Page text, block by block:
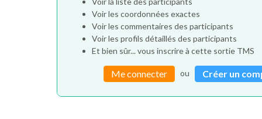
Voir les coordonnées exactes
Voir les commentaires des participants
Voir les profils détaillés des participants
Et bien sûr... vous inscrire à cette sortie TMS
Me connecter ou Créer un